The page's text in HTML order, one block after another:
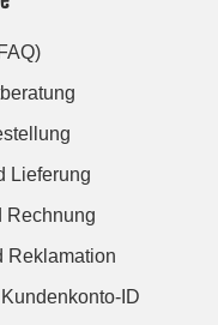
Lieferung
Rechnung
Reklamation
ID